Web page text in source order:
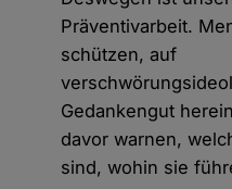
Präventivarbeit.
schützen, auf
Gedankengut
davor warnen,
sind, wohin sie